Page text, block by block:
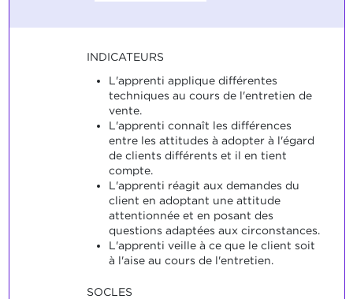
INDICATEURS
L'apprenti applique différentes
techniques au cours de l'entretien de
vente.
L'apprenti connaît les différences
entre les attitudes à adopter à l'égard
de clients différents et il en tient
compte.
L'apprenti réagit aux demandes du
client en adoptant une attitude
attentionnée et en posant des
questions adaptées aux circonstances.
L'apprenti veille à ce que le client soit
à l'aise au cours de l'entretien.
SOCLES